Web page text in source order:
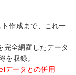
作成まで、これ一
完全網羅したデータ
を収録。
データとの併用